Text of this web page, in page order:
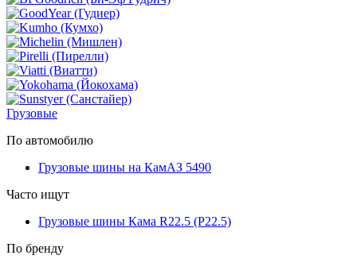
Грузовые
По автомобилю
Грузовые шины на КамАЗ 5490
Часто ищут
Грузовые шины Кама R22.5 (Р22.5)
По бренду